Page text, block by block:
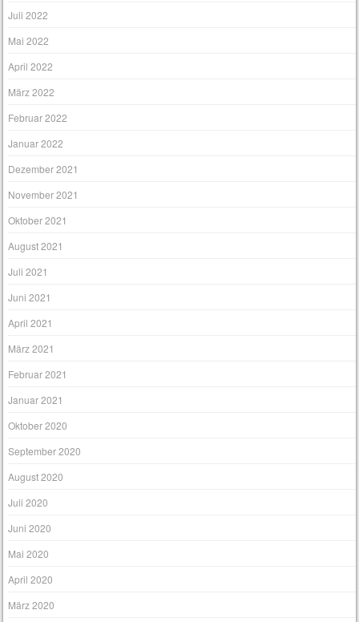
Juli 2022
Mai 2022
April 2022
März 2022
Februar 2022
Januar 2022
Dezember 2021
November 2021
Oktober 2021
August 2021
Juli 2021
Juni 2021
April 2021
März 2021
Februar 2021
Januar 2021
Oktober 2020
September 2020
August 2020
Juli 2020
Juni 2020
Mai 2020
April 2020
März 2020